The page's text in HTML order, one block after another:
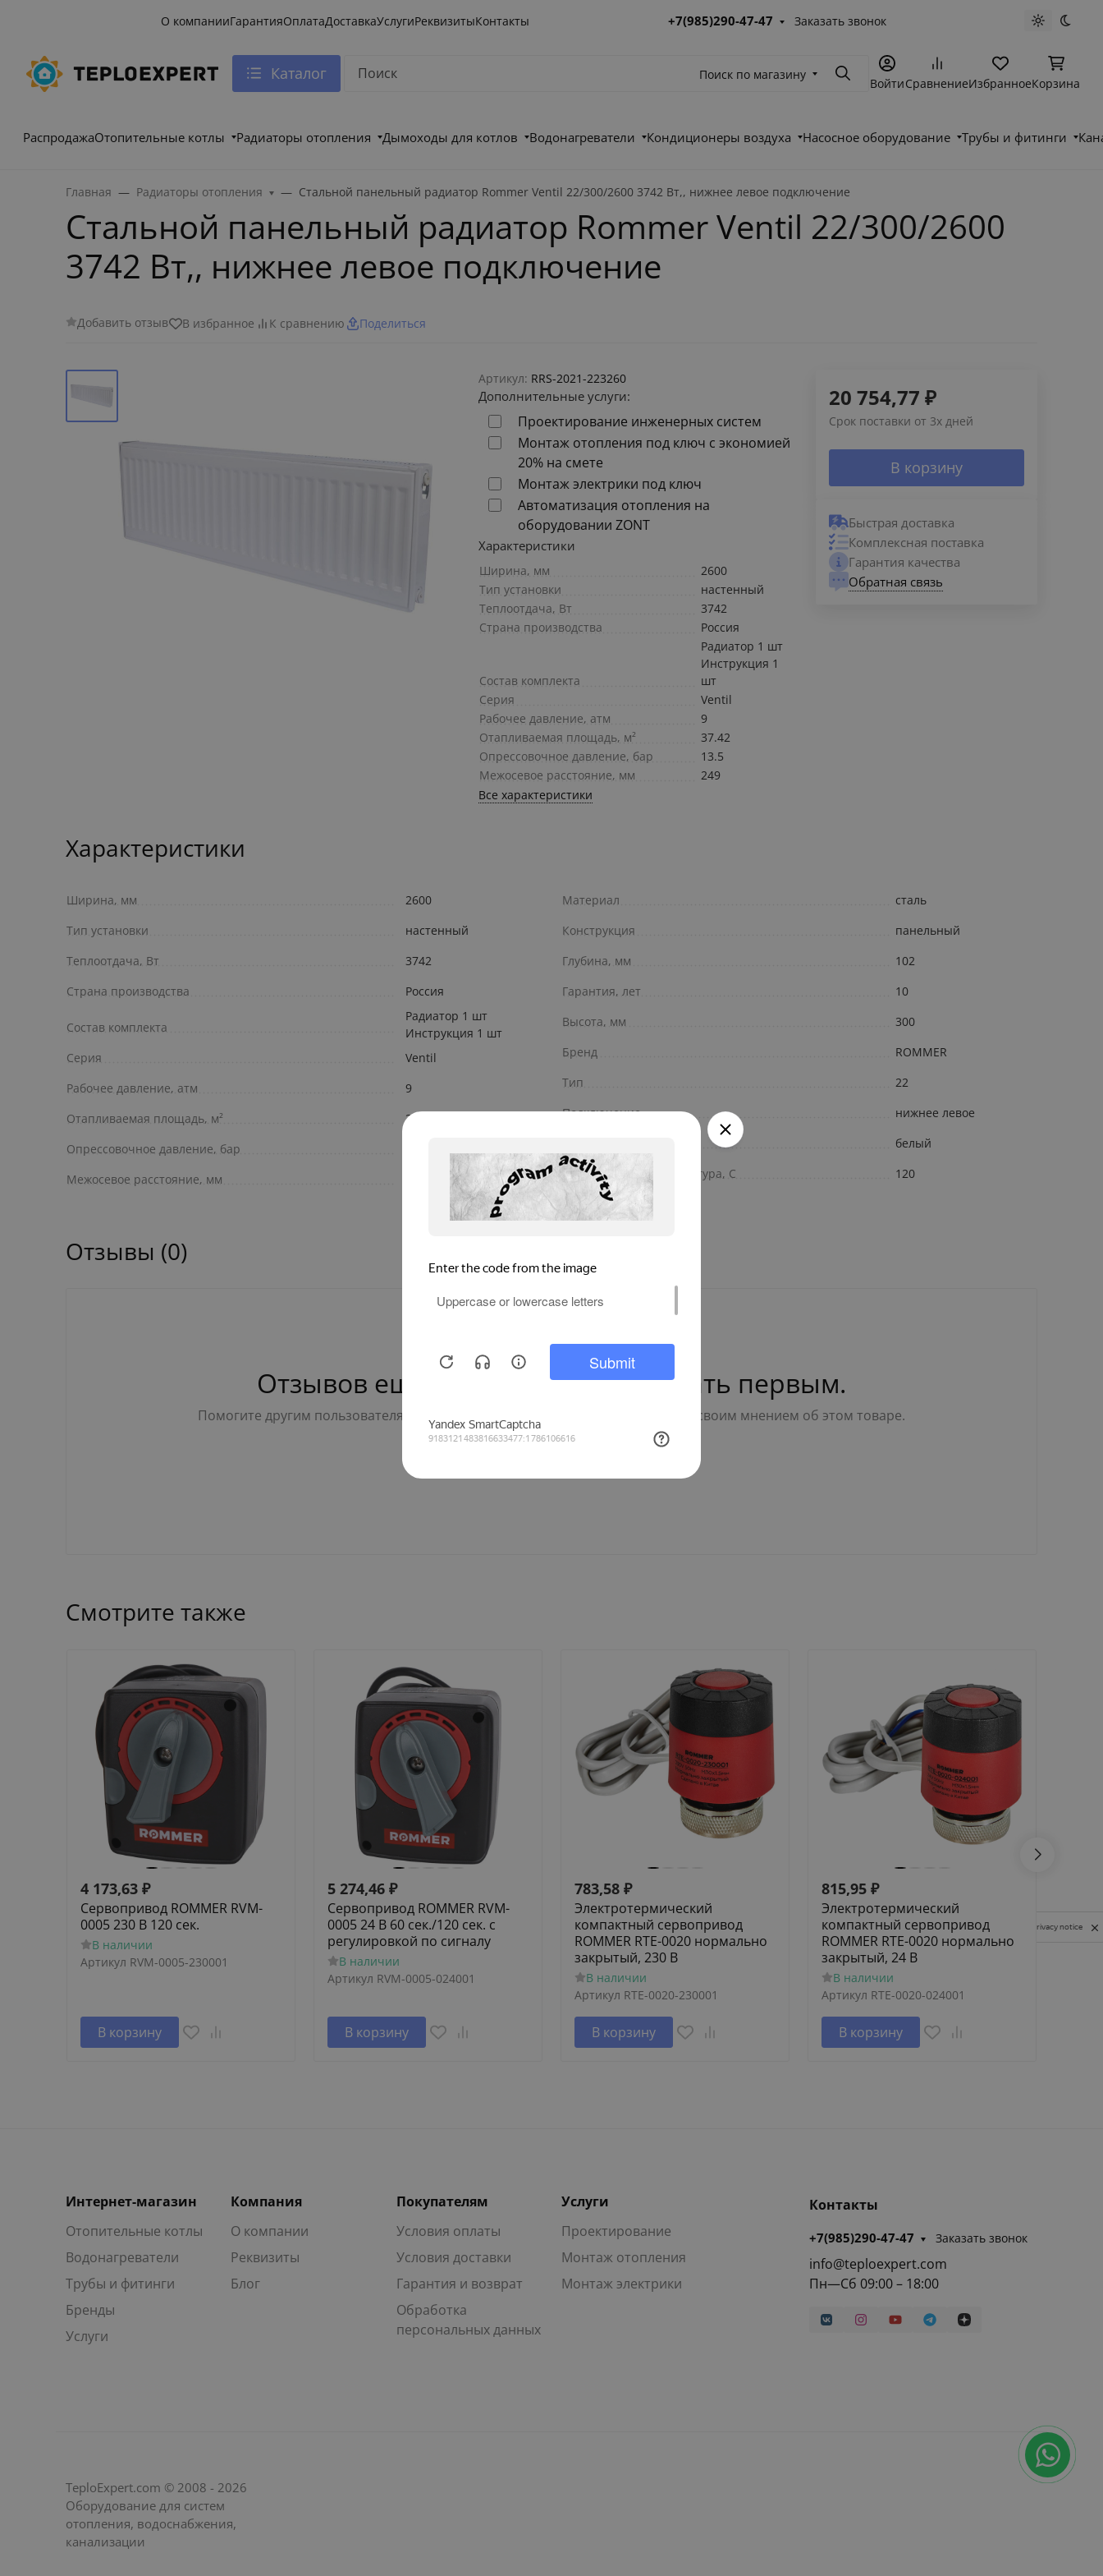
О компанииГарантияОплатаДоставкаУслугиРеквизитыКонтакты +7(985)290-47-47 Заказать звонок Светлая
Каталог Поиск по магазину ПоискВойтиСравнениеИзбранноеКорзина
РаспродажаОтопительные котлы Радиаторы отопления Дымоходы для котлов Водонагреватели Кондиционеры воздуха Насосное оборудование Трубы и фитинги
Главная Радиаторы отопления Стальной панельный радиатор Rommer Ventil 22/300/2600 3742 Вт,, нижнее левое подключение
Стальной панельный радиатор Rommer Ventil 22/300/2600
3742 Вт,, нижнее левое подключение
Добавить отзыв В избранное К сравнению Поделиться
Артикул: RRS-2021-223260
Дополнительные услуги:
Проектирование инженерных систем
Монтаж отопления под ключ с экономией
20% на смете
Монтаж электрики под ключ
Автоматизация отопления на
оборудовании ZONT
Характеристики
Ширина, мм
2600
Тип установки
настенный
Теплоотдача, Вт
3742
Страна производства
Россия
Состав комплекта
Радиатор 1 шт
Инструкция 1
шт
Серия
Ventil
Рабочее давление, атм
9
Отапливаемая площадь, м²
37.42
Опрессовочное давление, бар
13.5
Межосевое расстояние, мм
249
Все характеристики
20 754,77 ₽
Срок поставки от 3х дней
В корзину
Быстрая доставка
Комплексная поставка
Гарантия качества
Обратная связь
Характеристики
Ширина, мм
2600
Тип установки
настенный
Теплоотдача, Вт
3742
Страна производства
Россия
Состав комплекта
Радиатор 1 шт
Инструкция 1 шт
Серия
Ventil
Рабочее давление, атм
9
Отапливаемая площадь, м²
37.42
Опрессовочное давление, бар
Межосевое расстояние, мм
Материал
сталь
Конструкция
панельный
Глубина, мм
102
Гарантия, лет
10
Высота, мм
300
Бренд
ROMMER
Тип
22
Подключение
нижнее левое
белый
Макс. рабочая температура, С
120
Отзывы (0)
Отзывов ещё нет — ваш может стать первым.
Помогите другим пользователям с выбором - будьте первым, кто поделится своим мнением об этом товаре.
Смотрите также
4 173,63 ₽
Сервопривод ROMMER RVM-
0005 230 В 120 сек.
В наличии
Артикул RVM-0005-230001
В корзину
5 274,46 ₽
Сервопривод ROMMER RVM-
0005 24 В 60 сек./120 сек. c
регулировкой по сигналу
В наличии
Артикул RVM-0005-024001
В корзину
783,58 ₽
Электротермический
компактный сервопривод
ROMMER RTE-0020 нормально
закрытый, 230 В
В наличии
Артикул RTE-0020-230001
В корзину
815,95 ₽
Электротермический
компактный сервопривод
ROMMER RTE-0020 нормально
закрытый, 24 В
В наличии
Артикул RTE-0020-024001
В корзину
Интернет-магазин
Отопительные котлы
Водонагреватели
Трубы и фитинги
Бренды
Услуги
Компания
О компании
Реквизиты
Блог
Покупателям
Условия оплаты
Условия доставки
Гарантия и возврат
Обработка
персональных данных
Услуги
Проектирование
Монтаж отопления
Монтаж электрики
Контакты
+7(985)290-47-47 Заказать звонок
info@teploexpert.com
Пн—Сб 09:00 – 18:00
TeploExpert.com © 2008 - 2026
Оборудование для систем
отопления, водоснабжения,
канализации
Privacy notice